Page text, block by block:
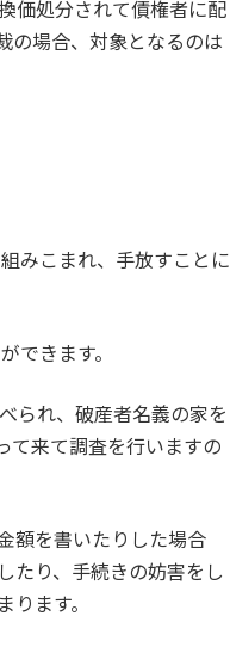
価処分されて債権者に配
の場合、対象となるのは
みこまれ、手放すことに
できます。
られ、破産者名義の家を
て来て調査を行いますの
額を書いたりした場合
たり、手続きの妨害をし
ります。